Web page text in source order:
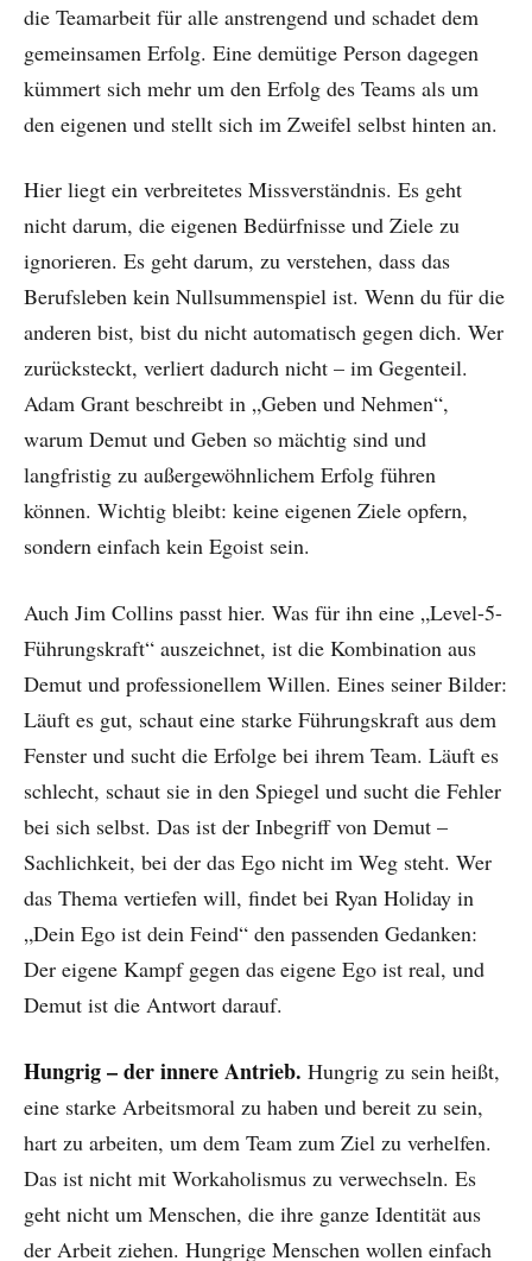
die Teamarbeit für alle anstrengend und schadet dem
gemeinsamen Erfolg. Eine demütige Person dagegen
kümmert sich mehr um den Erfolg des Teams als um
den eigenen und stellt sich im Zweifel selbst hinten an.
Hier liegt ein verbreitetes Missverständnis. Es geht
nicht darum, die eigenen Bedürfnisse und Ziele zu
ignorieren. Es geht darum, zu verstehen, dass das
Berufsleben kein Nullsummenspiel ist. Wenn du für die
anderen bist, bist du nicht automatisch gegen dich. Wer
zurücksteckt, verliert dadurch nicht – im Gegenteil.
Adam Grant beschreibt in „Geben und Nehmen“,
warum Demut und Geben so mächtig sind und
langfristig zu außergewöhnlichem Erfolg führen
können. Wichtig bleibt: keine eigenen Ziele opfern,
sondern einfach kein Egoist sein.
Auch Jim Collins passt hier. Was für ihn eine „Level-5-
Führungskraft“ auszeichnet, ist die Kombination aus
Demut und professionellem Willen. Eines seiner Bilder:
Läuft es gut, schaut eine starke Führungskraft aus dem
Fenster und sucht die Erfolge bei ihrem Team. Läuft es
schlecht, schaut sie in den Spiegel und sucht die Fehler
bei sich selbst. Das ist der Inbegriff von Demut –
Sachlichkeit, bei der das Ego nicht im Weg steht. Wer
das Thema vertiefen will, findet bei Ryan Holiday in
„Dein Ego ist dein Feind“ den passenden Gedanken:
Der eigene Kampf gegen das eigene Ego ist real, und
Demut ist die Antwort darauf.
Hungrig – der innere Antrieb. Hungrig zu sein heißt,
eine starke Arbeitsmoral zu haben und bereit zu sein,
hart zu arbeiten, um dem Team zum Ziel zu verhelfen.
Das ist nicht mit Workaholismus zu verwechseln. Es
geht nicht um Menschen, die ihre ganze Identität aus
der Arbeit ziehen. Hungrige Menschen wollen einfach